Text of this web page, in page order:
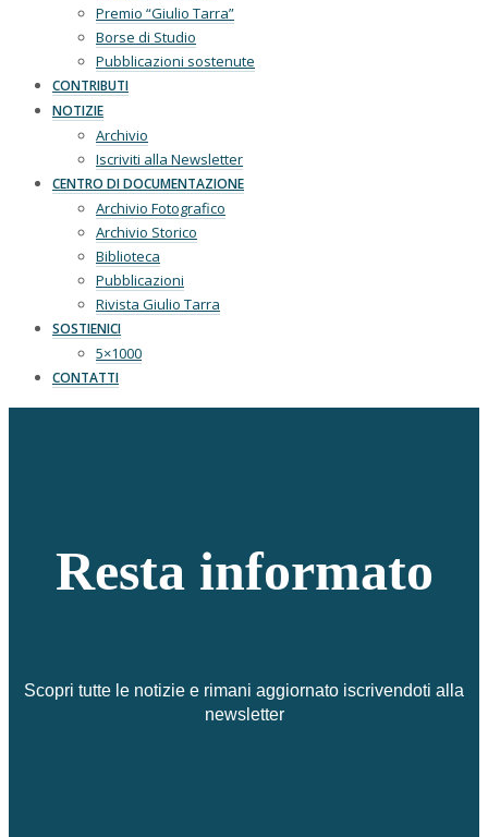
Premio “Giulio Tarra”
Borse di Studio
Pubblicazioni sostenute
CONTRIBUTI
NOTIZIE
Archivio
Iscriviti alla Newsletter
CENTRO DI DOCUMENTAZIONE
Archivio Fotografico
Archivio Storico
Biblioteca
Pubblicazioni
Rivista Giulio Tarra
SOSTIENICI
5×1000
CONTATTI
Resta informato
Scopri tutte le notizie e rimani aggiornato iscrivendoti alla
newsletter